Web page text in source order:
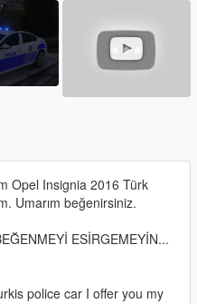
Opel Insignia 2016 Türk
Umarım beğenirsiniz.
ESİRGEMEYİN...
police car I offer you my